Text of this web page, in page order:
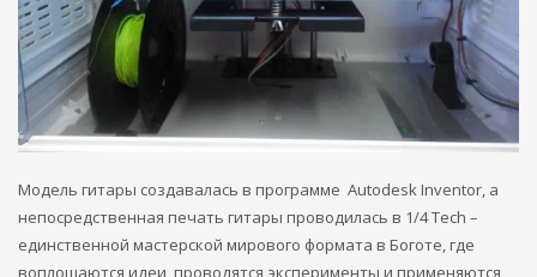
Модель гитары создавалась в программе Autodesk Inventor, а
непосредственная печать гитары проводилась в 1/4 Tech –
единственной мастерской мирового формата в Боготе, где
воплощаются идеи, проводятся эксперименты и применяются